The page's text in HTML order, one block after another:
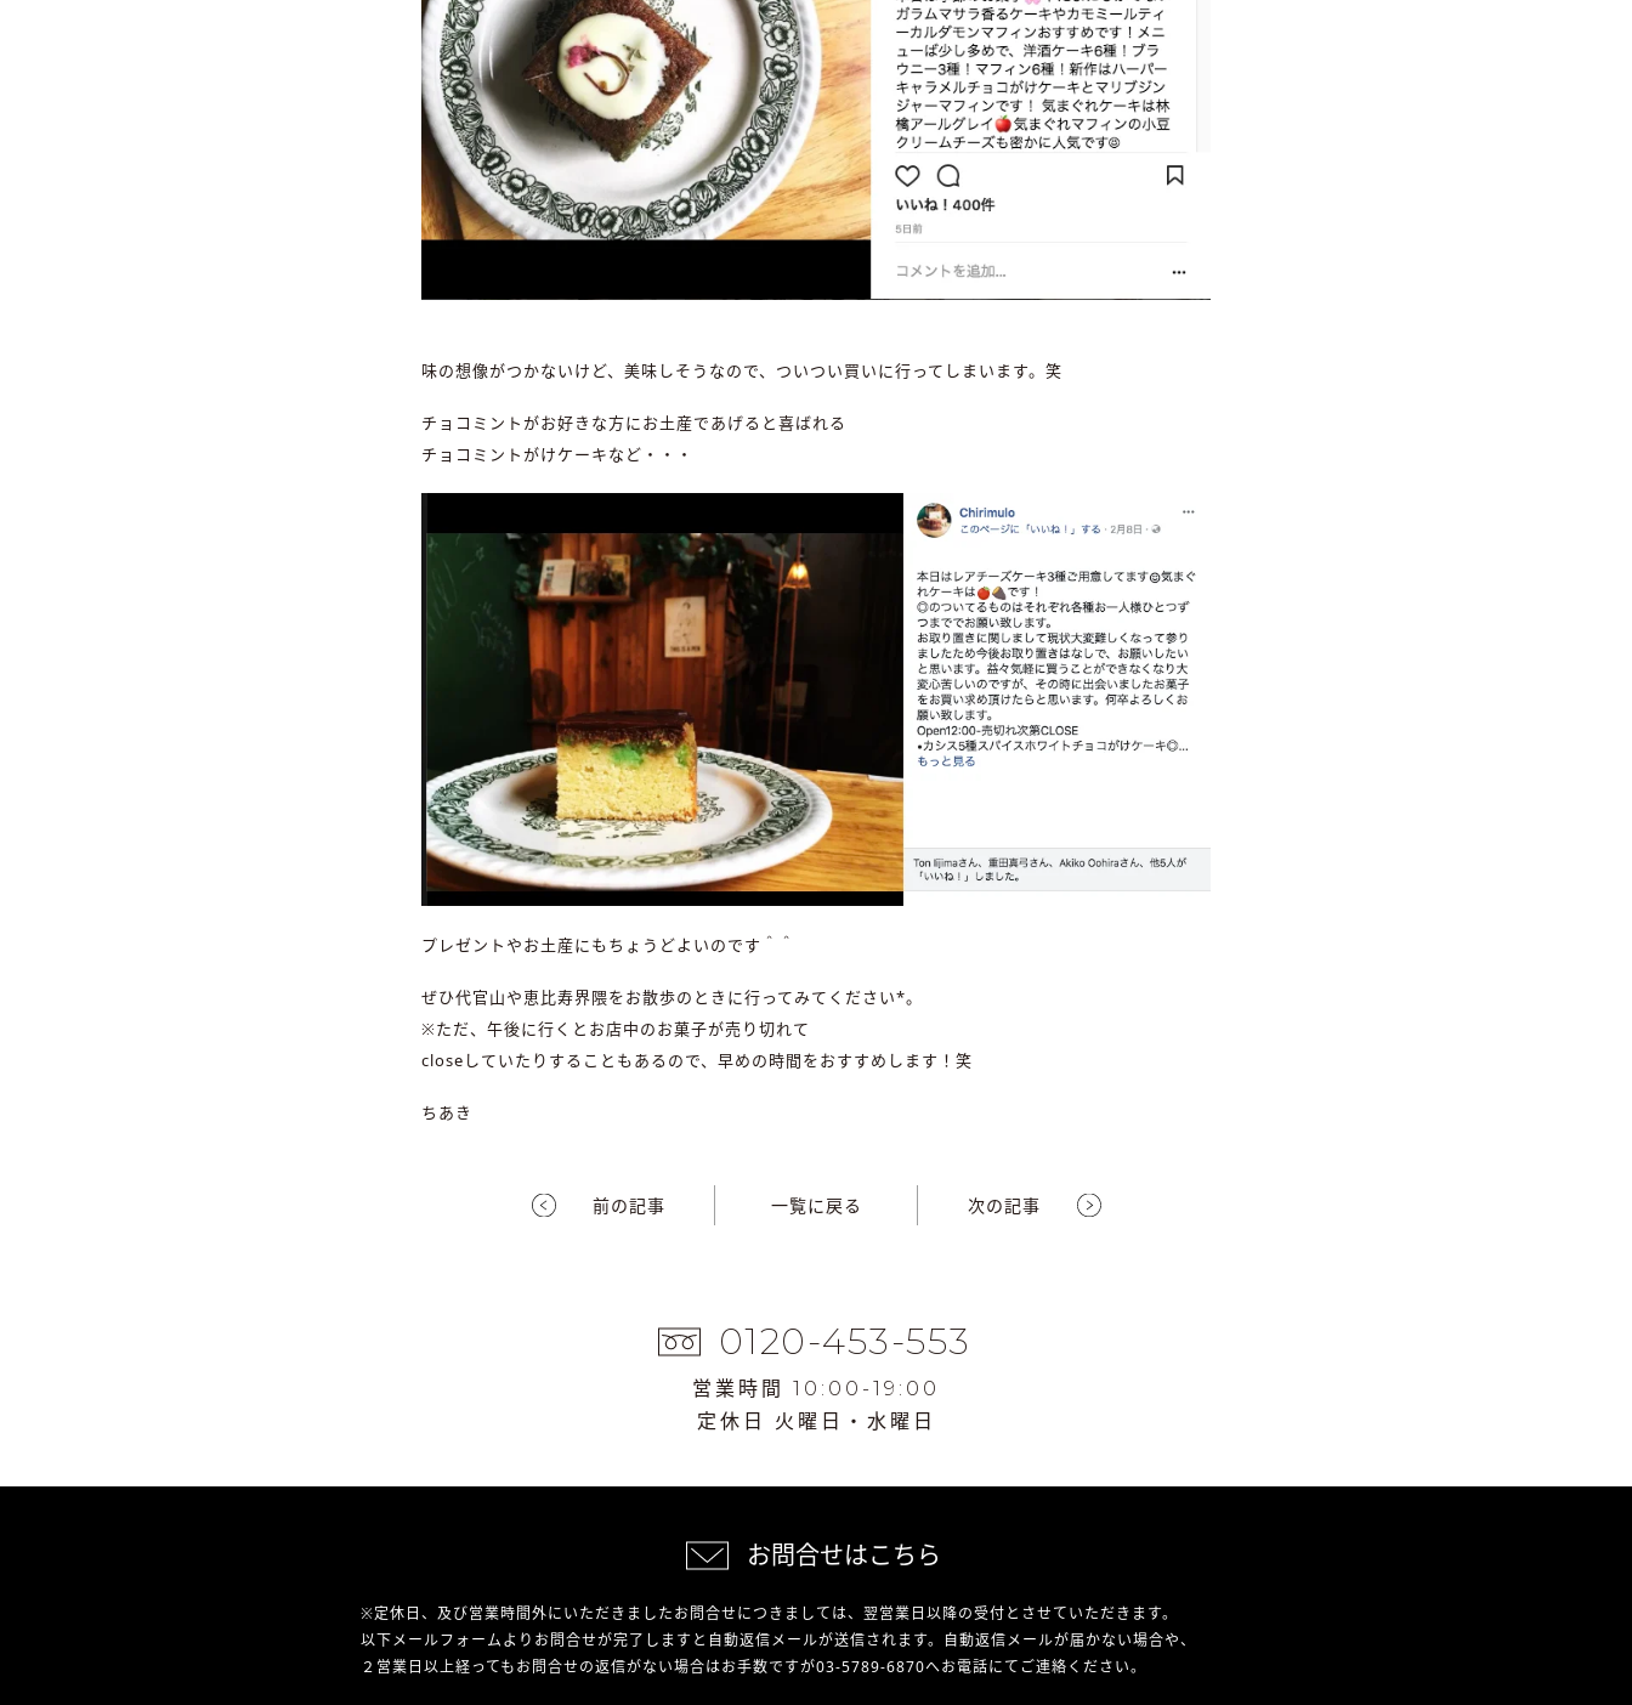
味の想像がつかないけど、美味しそうなので、ついつい買いに行ってしまいます。笑
チョコミントがお好きな方にお土産であげると喜ばれる
チョコミントがけケーキなど・・・
プレゼントやお土産にもちょうどよいのです＾＾
ぜひ代官山や恵比寿界隈をお散歩のときに行ってみてください*。
※ただ、午後に行くとお店中のお菓子が売り切れて
closeしていたりすることもあるので、早めの時間をおすすめします！笑
ちあき
前の記事 一覧に戻る 次の記事
0120-453-553
営業時間 10:00-19:00
定休日 火曜日・水曜日
お問合せはこちら
※定休日、及び営業時間外にいただきましたお問合せにつきましては、翌営業日以降の受付とさせていただきます。
以下メールフォームよりお問合せが完了しますと自動返信メールが送信されます。自動返信メールが届かない場合や、
２営業日以上経ってもお問合せの返信がない場合はお手数ですが03-5789-6870へお電話にてご連絡ください。